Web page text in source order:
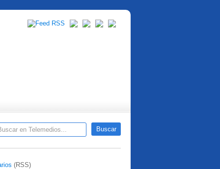
(RSS)